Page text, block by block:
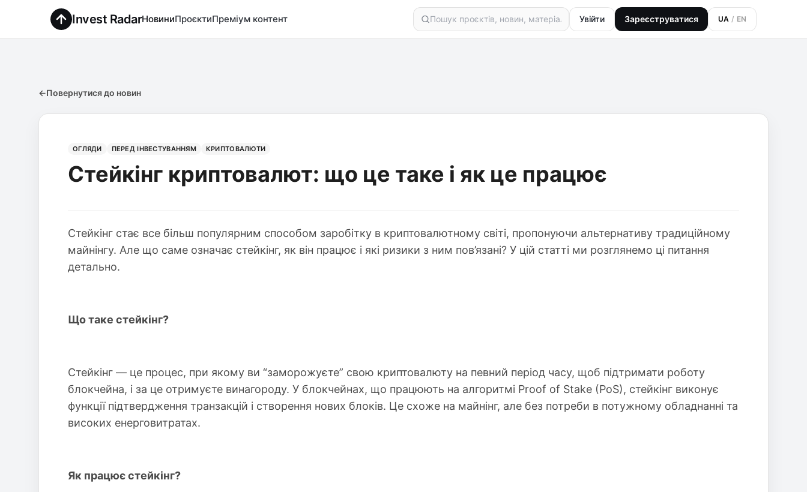
Invest RadarНовиниПроєктиПреміум контент Увійти Зареєструватися UA / EN
←Повернутися до новин
ОГЛЯДИ ПЕРЕД ІНВЕСТУВАННЯМ КРИПТОВАЛЮТИ
Стейкінг криптовалют: що це таке і як це працює
Стейкінг стає все більш популярним способом заробітку в криптовалютному світі, пропонуючи альтернативу традиційному
майнінгу. Але що саме означає стейкінг, як він працює і які ризики з ним пов’язані? У цій статті ми розглянемо ці питання
детально.
Що таке стейкінг?
Стейкінг — це процес, при якому ви “заморожуєте” свою криптовалюту на певний період часу, щоб підтримати роботу
блокчейна, і за це отримуєте винагороду. У блокчейнах, що працюють на алгоритмі Proof of Stake (PoS), стейкінг виконує
функції підтвердження транзакцій і створення нових блоків. Це схоже на майнінг, але без потреби в потужному обладнанні та
високих енерговитратах.
Як працює стейкінг?